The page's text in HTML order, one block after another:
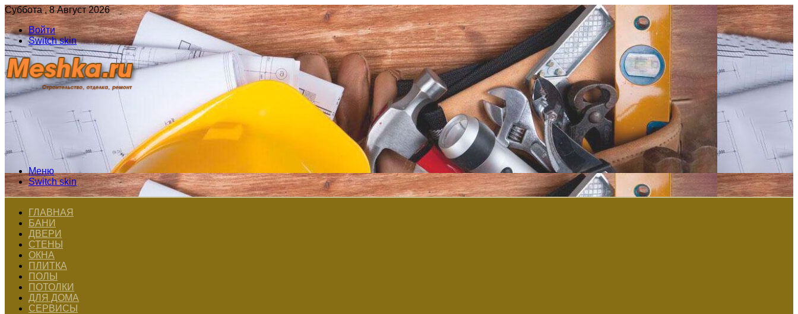
Суббота , 8 Август 2026
Войти
Switch skin
Меню
Switch skin
ГЛАВНАЯ
БАНИ
ДВЕРИ
СТЕНЫ
ОКНА
ПЛИТКА
ПОЛЫ
ПОТОЛКИ
ДЛЯ ДОМА
СЕРВИСЫ